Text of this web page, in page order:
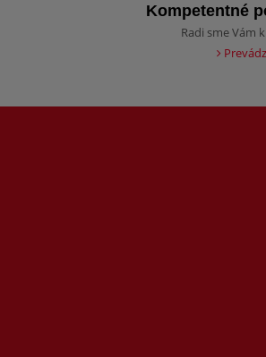
Kompetentné
Radi sme Vám